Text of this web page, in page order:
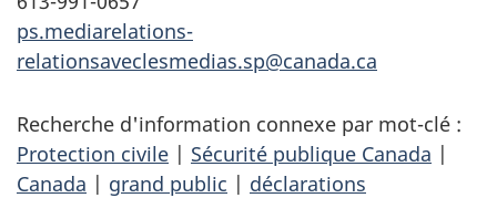
ps.mediarelations-
relationsaveclesmedias.sp@canada.ca
Recherche d'information connexe par mot-clé :
Protection civile | Sécurité publique Canada |
Canada | grand public | déclarations